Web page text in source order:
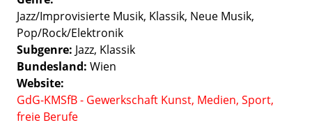
Jazz/Improvisierte Musik Klassik Neue Musik
Pop/Rock/Elektronik
Subgenre Jazz Klassik
Bundesland Wien
Website
GdG-KMSfB - Gewerkschaft Kunst, Medien, Sport,
freie Berufe